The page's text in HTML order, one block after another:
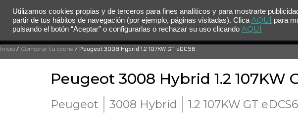
MENÚ
Inicio / Comprar tu coche / Peugeot 3008 Hybrid 1.2 107KW GT eDCS6
Peugeot 3008 Hybrid 1.2 107KW
Peugeot 3008 Hybrid 1.2 107KW GT eDCS6
Utilizamos cookies propias y de terceros para fines analíticos y para mostrarte
partir de tus hábitos de navegación (por ejemplo, páginas visitadas). Clica AQUÍ para
pulsando el botón “Aceptar” o configurarlas o rechazar su uso clicando AQUÍ